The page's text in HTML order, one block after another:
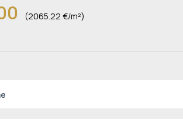
(2065.22 €/m²)